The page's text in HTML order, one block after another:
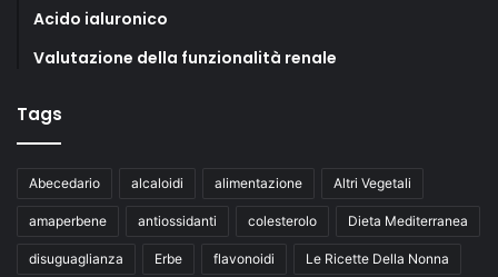
Acido ialuronico
Valutazione della funzionalità renale
Tags
Abecedario alcaloidi alimentazione Altri Vegetali
amaperbene antiossidanti colesterolo Dieta Mediterranea
disuguaglianza Erbe flavonoidi Le Ricette Della Nonna